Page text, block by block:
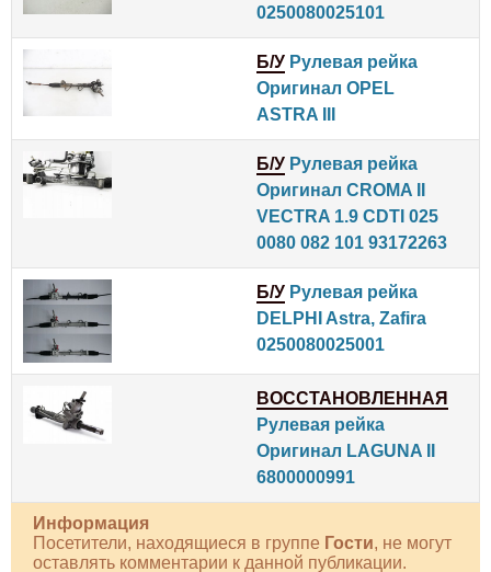
0250080025101
Б/У Рулевая рейка
Оригинал OPEL
ASTRA III
Б/У Рулевая рейка
Оригинал CROMA II
VECTRA 1.9 CDTI 025
0080 082 101 93172263
Б/У Рулевая рейка
DELPHI Astra, Zafira
0250080025001
ВОССТАНОВЛЕННАЯ
Рулевая рейка
Оригинал LAGUNA II
6800000991
Информация
Посетители, находящиеся в группе Гости, не могут
оставлять комментарии к данной публикации.